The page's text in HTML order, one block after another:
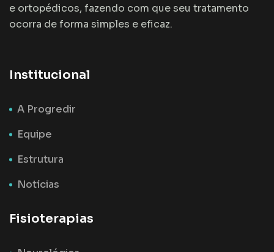
e ortopédicos, fazendo com que seu tratamento
ocorra de forma simples e eficaz.
Institucional
A Progredir
Equipe
Estrutura
Notícias
Fisioterapias